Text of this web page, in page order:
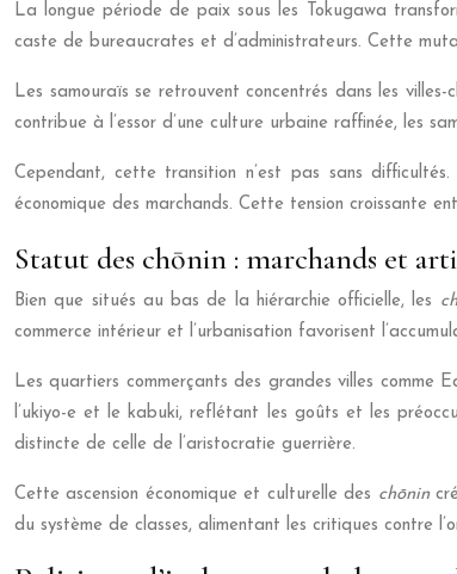
La longue période de paix sous les Tokugawa
caste de bureaucrates et d’administrateurs. Cette
Les samouraïs se retrouvent concentrés dans les villes-
contribue à l’essor d’une culture urbaine raffinée, les
Cependant, cette transition n’est pas sans
économique des marchands. Cette tension croissante
Statut des chōnin : marchands et
Bien que situés au bas de la hiérarchie officielle, les
commerce intérieur et l’urbanisation favorisent
Les quartiers commerçants des grandes villes comme
l’ukiyo-e et le kabuki, reflétant les goûts et les
distincte de celle de l’aristocratie guerrière.
Cette ascension économique et culturelle des chōnin
du système de classes, alimentant les critiques contre